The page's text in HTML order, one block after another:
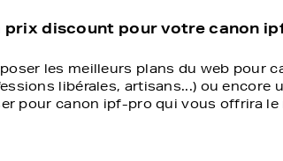
prix discount pour votre canon
les meilleurs plans du web pour
libérales, artisans...) ou encore
pour canon ipf-pro qui vous offrira